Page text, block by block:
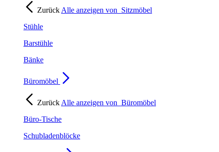
Zurück Alle anzeigen von Sitzmöbel
Stühle
Barstühle
Bänke
Büromöbel
Zurück Alle anzeigen von Büromöbel
Büro-Tische
Schubladenblöcke